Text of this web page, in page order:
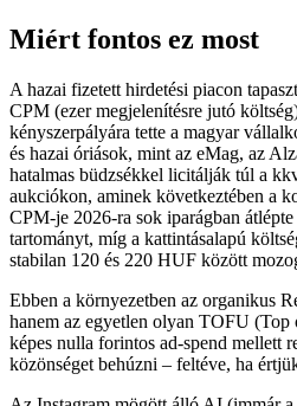
Miért fontos ez most
A hazai fizetett hirdetési piacon
CPM (ezer megjelenítésre jutó
kényszerpályára tette a magyar
és hazai óriások, mint az eMag, az
hatalmas büdzsékkel licitálják túl a
aukciókon, aminek következtében a
CPM-je 2026-ra sok iparágban
tartományt, míg a kattintásalapú
stabilan 120 és 220 HUF között
Ebben a környezetben az organikus
hanem az egyetlen olyan TOFU (Top
képes nulla forintos ad-spend mellett
közönséget behúzni – feltéve, ha